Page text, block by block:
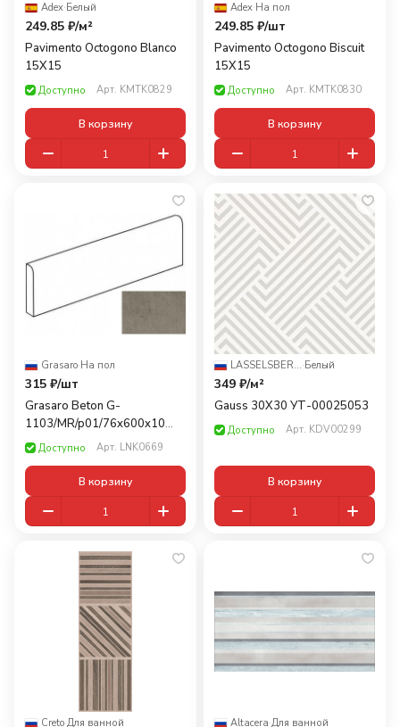
Adex·Белый
249.85 ₽/м²
Pavimento Octogono Blanco
15X15
Доступно Арт. KMTK0829
В корзину
Adex·На пол
249.85 ₽/шт
Pavimento Octogono Biscuit
15X15
Доступно Арт. KMTK0830
В корзину
Grasaro·На пол
315 ₽/шт
Grasaro Beton G-
1103/MR/p01/76x600x10
7,6x60Доступно Арт. LNK0669
В корзину
LASSELSBERGER·Белый
349 ₽/м²
Gauss 30X30 УТ-00025053
Доступно Арт. KDV00299
В корзину
Creto·Для ванной Altacera·Для ванной